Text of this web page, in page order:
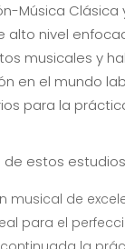
Música
nivel
musicales y
en el mundo
para la
estos
musical de
para el